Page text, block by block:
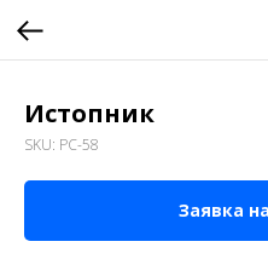
Истопник
SKU: РС-58
Заявка